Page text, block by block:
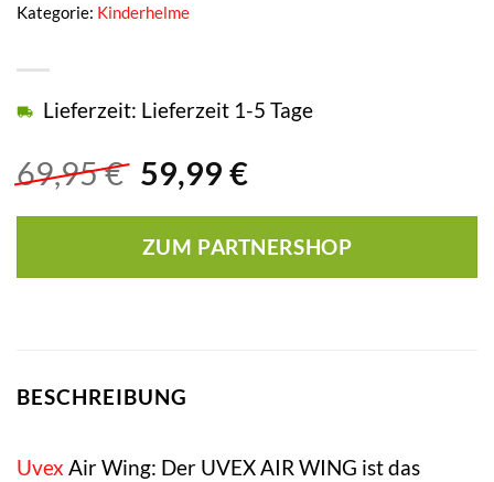
69,95€ Ursprünglicher
Preis
war:
69,95 €
59,99 €Aktueller
ist:
59,99 €.
Lieferzeit: Lieferzeit 1-5 Tage
ZUM PARTNERSHOP
Kategorie: Kinderhelme
BESCHREIBUNG
Uvex Air Wing: Der UVEX AIR WING ist das